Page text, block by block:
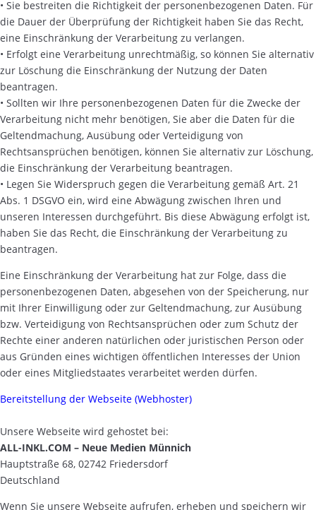
• Sie bestreiten die Richtigkeit der personenbezogenen Daten. Für
die Dauer der Überprüfung der Richtigkeit haben Sie das Recht,
eine Einschränkung der Verarbeitung zu verlangen.
• Erfolgt eine Verarbeitung unrechtmäßig, so können Sie alternativ
zur Löschung die Einschränkung der Nutzung der Daten
beantragen.
• Sollten wir Ihre personenbezogenen Daten für die Zwecke der
Verarbeitung nicht mehr benötigen, Sie aber die Daten für die
Geltendmachung, Ausübung oder Verteidigung von
Rechtsansprüchen benötigen, können Sie alternativ zur Löschung,
die Einschränkung der Verarbeitung beantragen.
• Legen Sie Widerspruch gegen die Verarbeitung gemäß Art. 21
Abs. 1 DSGVO ein, wird eine Abwägung zwischen Ihren und
unseren Interessen durchgeführt. Bis diese Abwägung erfolgt ist,
haben Sie das Recht, die Einschränkung der Verarbeitung zu
beantragen.
Eine Einschränkung der Verarbeitung hat zur Folge, dass die
personenbezogenen Daten, abgesehen von der Speicherung, nur
mit Ihrer Einwilligung oder zur Geltendmachung, zur Ausübung
bzw. Verteidigung von Rechtsansprüchen oder zum Schutz der
Rechte einer anderen natürlichen oder juristischen Person oder
aus Gründen eines wichtigen öffentlichen Interesses der Union
oder eines Mitgliedstaates verarbeitet werden dürfen.
Bereitstellung der Webseite (Webhoster)
Unsere Webseite wird gehostet bei:
ALL-INKL.COM – Neue Medien Münnich
Hauptstraße 68, 02742 Friedersdorf
Deutschland
Wenn Sie unsere Webseite aufrufen, erheben und speichern wir